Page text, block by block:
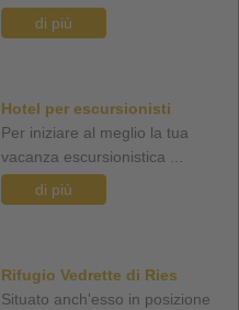
di più
Hotel per escursionisti
Per iniziare al meglio la tua
vacanza escursionistica ...
di più
Rifugio Vedrette di Ries
Situato anch'esso in posizione